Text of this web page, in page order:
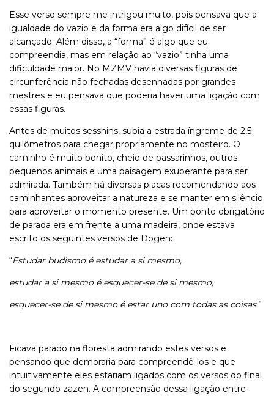
Esse verso sempre me intrigou muito, pois pensava que a
igualdade do vazio e da forma era algo difícil de ser
alcançado. Além disso, a “forma” é algo que eu
compreendia, mas em relação ao “vazio” tinha uma
dificuldade maior. No MZMV havia diversas figuras de
circunferência não fechadas desenhadas por grandes
mestres e eu pensava que poderia haver uma ligação com
essas figuras.
Antes de muitos sesshins, subia a estrada íngreme de 2,5
quilômetros para chegar propriamente no mosteiro. O
caminho é muito bonito, cheio de passarinhos, outros
pequenos animais e uma paisagem exuberante para ser
admirada. Também há diversas placas recomendando aos
caminhantes aproveitar a natureza e se manter em silêncio
para aproveitar o momento presente. Um ponto obrigatório
de parada era em frente a uma madeira, onde estava
escrito os seguintes versos de Dogen:
“Estudar budismo é estudar a si mesmo,
estudar a si mesmo é esquecer-se de si mesmo,
esquecer-se de si mesmo é estar uno com todas as coisas.”
Ficava parado na floresta admirando estes versos e
pensando que demoraria para compreendê-los e que
intuitivamente eles estariam ligados com os versos do final
do segundo zazen. A compreensão dessa ligação entre